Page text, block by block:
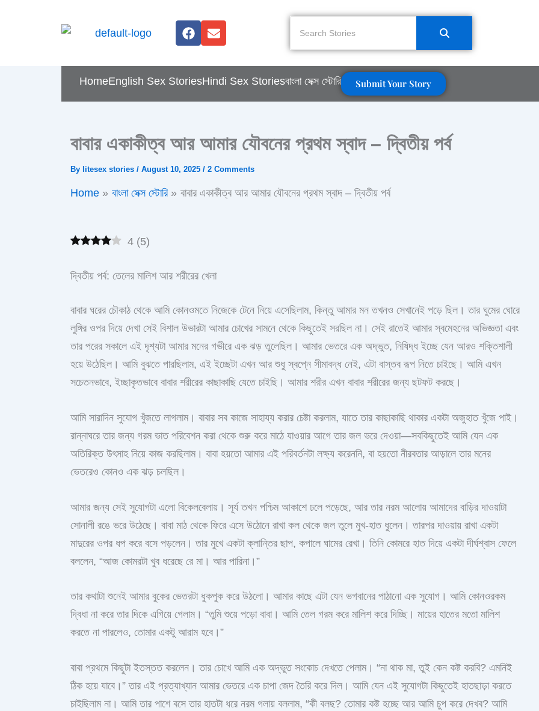
F
a
e
b
o
o
E
n
e
l
o
p
HomeEnglish Sex StoriesHindi Sex Storiesবাংলা সেক্স স্টোরি Submit Your Story
বাবার একাকীত্ব আর আমার যৌবনের প্রথম স্বাদ – দ্বিতীয় পর্ব
By litesex stories / August 10, 2025 / 2 Comments
Home বাংলা সেক্স স্টোরি বাবার একাকীত্ব আর আমার যৌবনের প্রথম স্বাদ – দ্বিতীয় পর্ব
4 (5)
দ্বিতীয় পর্ব: তেলের মালিশ আর শরীরের খেলা
বাবার ঘরের চৌকাঠ থেকে আমি কোনওমতে নিজেকে টেনে নিয়ে এসেছিলাম, কিন্তু আমার মন তখনও সেখানেই পড়ে ছিল। তার ঘুমের ঘোরে
লুঙ্গির ওপর দিয়ে দেখা সেই বিশাল উভারটা আমার চোখের সামনে থেকে কিছুতেই সরছিল না। সেই রাতেই আমার স্বমেহনের অভিজ্ঞতা এবং
তার পরের সকালে এই দৃশ্যটা আমার মনের গভীরে এক ঝড় তুলেছিল। আমার ভেতরে এক অদ্ভুত, নিষিদ্ধ ইচ্ছে যেন আরও শক্তিশালী
হয়ে উঠেছিল। আমি বুঝতে পারছিলাম, এই ইচ্ছেটা এখন আর শুধু স্বপ্নে সীমাবদ্ধ নেই, এটা বাস্তব রূপ নিতে চাইছে। আমি এখন
সচেতনভাবে, ইচ্ছাকৃতভাবে বাবার শরীরের কাছাকাছি যেতে চাইছি। আমার শরীর এখন বাবার শরীরের জন্য ছটফট করছে।
আমি সারাদিন সুযোগ খুঁজতে লাগলাম। বাবার সব কাজে সাহায্য করার চেষ্টা করলাম, যাতে তার কাছাকাছি থাকার একটা অজুহাত খুঁজে পাই।
রান্নাঘরে তার জন্য গরম ভাত পরিবেশন করা থেকে শুরু করে মাঠে যাওয়ার আগে তার জল ভরে দেওয়া—সবকিছুতেই আমি যেন এক
অতিরিক্ত উৎসাহ নিয়ে কাজ করছিলাম। বাবা হয়তো আমার এই পরিবর্তনটা লক্ষ্য করেননি, বা হয়তো নীরবতার আড়ালে তার মনের
ভেতরেও কোনও এক ঝড় চলছিল।
আমার জন্য সেই সুযোগটা এলো বিকেলবেলায়। সূর্য তখন পশ্চিম আকাশে ঢলে পড়েছে, আর তার নরম আলোয় আমাদের বাড়ির দাওয়াটা
সোনালী রঙে ভরে উঠেছে। বাবা মাঠ থেকে ফিরে এসে উঠোনে রাখা কল থেকে জল তুলে মুখ-হাত ধুলেন। তারপর দাওয়ায় রাখা একটা
মাদুরের ওপর ধপ করে বসে পড়লেন। তার মুখে একটা ক্লান্তির ছাপ, কপালে ঘামের রেখা। তিনি কোমরে হাত দিয়ে একটা দীর্ঘশ্বাস ফেলে
বললেন, “আজ কোমরটা খুব ধরেছে রে মা। আর পারিনা।”
তার কথাটা শুনেই আমার বুকের ভেতরটা ধুকপুক করে উঠলো। আমার কাছে এটা যেন ভগবানের পাঠানো এক সুযোগ। আমি কোনওরকম
দ্বিধা না করে তার দিকে এগিয়ে গেলাম। “তুমি শুয়ে পড়ো বাবা। আমি তেল গরম করে মালিশ করে দিচ্ছি। মায়ের হাতের মতো মালিশ
করতে না পারলেও, তোমার একটু আরাম হবে।”
বাবা প্রথমে কিছুটা ইতস্তত করলেন। তার চোখে আমি এক অদ্ভুত সংকোচ দেখতে পেলাম। “না থাক মা, তুই কেন কষ্ট করবি? এমনিই
ঠিক হয়ে যাবে।” তার এই প্রত্যাখ্যান আমার ভেতরে এক চাপা জেদ তৈরি করে দিল। আমি যেন এই সুযোগটা কিছুতেই হাতছাড়া করতে
চাইছিলাম না। আমি তার পাশে বসে তার হাতটা ধরে নরম গলায় বললাম, “কী বলছ? তোমার কষ্ট হচ্ছে আর আমি চুপ করে দেখব? আমি